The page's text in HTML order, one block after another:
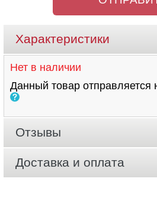
Характеристики
Нет в наличии
Данный товар
Отзывы
Доставка и оплата